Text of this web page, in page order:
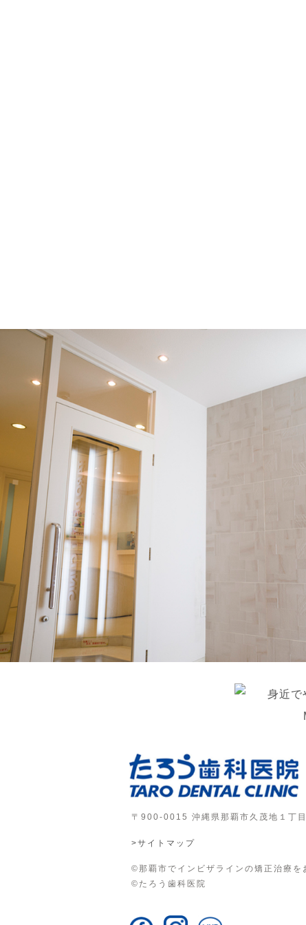
〒900-0015 沖縄県那覇市久茂地１丁
>サイトマップ
©那覇市でインビザラインの矯正治療を
©たろう歯科医院